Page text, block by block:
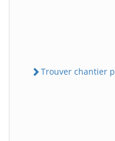
Trouver chantier